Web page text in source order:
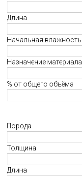
Длина
Начальная влажность
Назначение материала
% от общего объёма
Порода
Толщина
Длина